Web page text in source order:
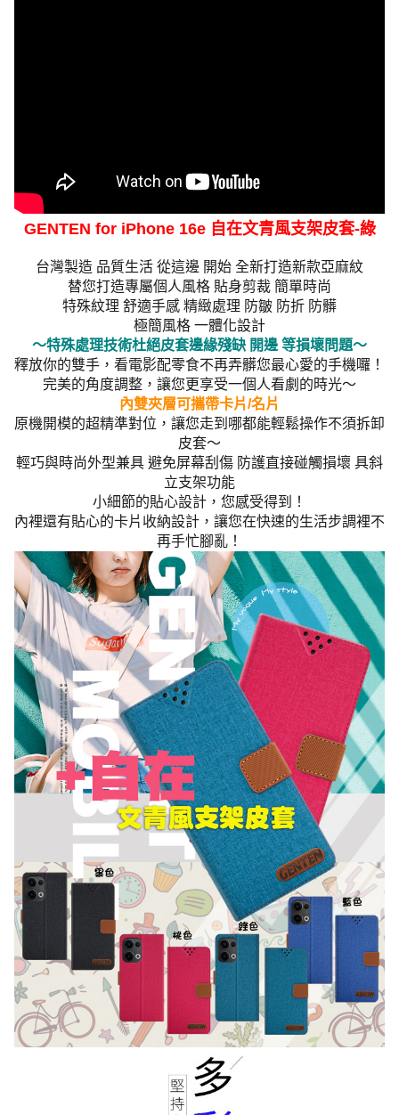
GENTEN for iPhone 16e 自在文青風支架皮套-綠
台灣製造 品質生活 從這邊 開始 全新打造新款亞麻紋
替您打造專屬個人風格 貼身剪裁 簡單時尚
特殊紋理 舒適手感 精緻處理 防皺 防折 防髒
極簡風格 一體化設計
～特殊處理技術杜絕皮套邊緣殘缺 開邊 等損壞問題～
釋放你的雙手，看電影配零食不再弄髒您最心愛的手機囉！
完美的角度調整，讓您更享受一個人看劇的時光～
內雙夾層可攜帶卡片/名片
原機開模的超精準對位，讓您走到哪都能輕鬆操作不須拆卸
皮套～
輕巧與時尚外型兼具 避免屏幕刮傷 防護直接碰觸損壞 具斜
立支架功能
小細節的貼心設計，您感受得到！
內裡還有貼心的卡片收納設計，讓您在快速的生活步調裡不
再手忙腳亂！